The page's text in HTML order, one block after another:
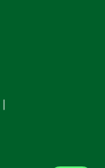
|